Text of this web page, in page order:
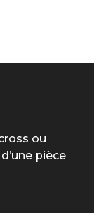
ou
pièce